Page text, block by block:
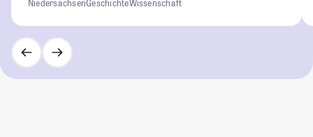
NiedersachsenGeschichteWissenschaft